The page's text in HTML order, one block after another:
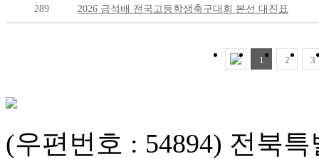
289 2026 금석배 전국고등학생축구대회 본선 대진표
1 2 3
(우편번호 : 54894) 전북